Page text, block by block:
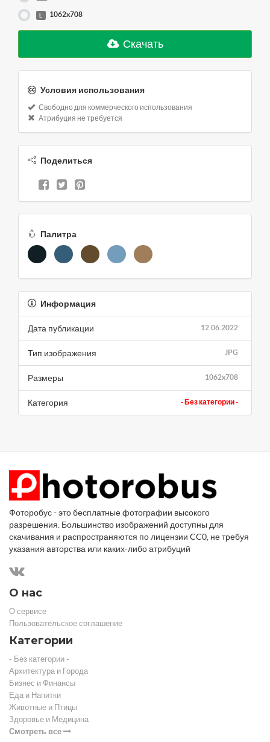
L 1062x708
Скачать
Условия использования
Свободно для коммерческого использования
Атрибуция не требуется
Поделиться
Палитра
Информация
12.06.2022
Дата публикации
JPG
Тип изображения
1062x708
Размеры
- Без категории -
Категория
Фоторобус - это бесплатные фотографии высокого
разрешения. Большинство изображений доступны для
скачивания и распространяются по лицензии CC0, не требуя
указания авторства или каких-либо атрибуций
О нас
О сервисе
Пользовательское соглашение
Категории
- Без категории -
Архитектура и Города
Бизнес и Финансы
Еда и Напитки
Животные и Птицы
Здоровье и Медицина
Смотреть все